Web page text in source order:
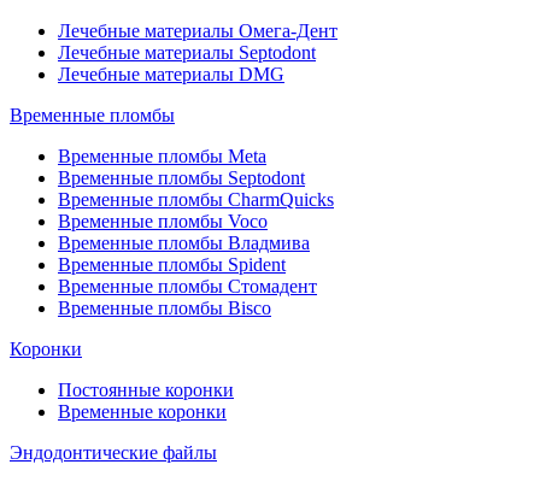
Лечебные материалы Омега-Дент
Лечебные материалы Septodont
Лечебные материалы DMG
Временные пломбы
Временные пломбы Meta
Временные пломбы Septodont
Временные пломбы CharmQuicks
Временные пломбы Voco
Временные пломбы Владмива
Временные пломбы Spident
Временные пломбы Стомадент
Временные пломбы Bisco
Коронки
Постоянные коронки
Временные коронки
Эндодонтические файлы